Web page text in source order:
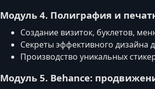
Модуль 4. Полиграфия и
Создание визиток, буклетов,
Секреты эффективного дизайна
Производство уникальных
Модуль 5. Behance: